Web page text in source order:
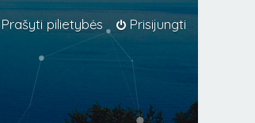
Prisijungti
Prašyti pilietybės